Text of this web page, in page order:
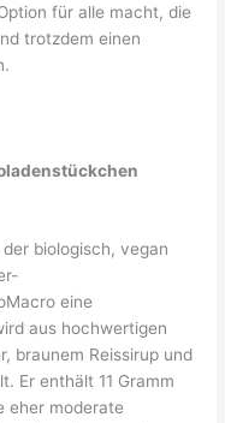
für alle macht, die
trotzdem einen
biologisch, vegan
eine
aus hochwertigen
braunem Reissirup und
Er enthält 11 Gramm
eher moderate